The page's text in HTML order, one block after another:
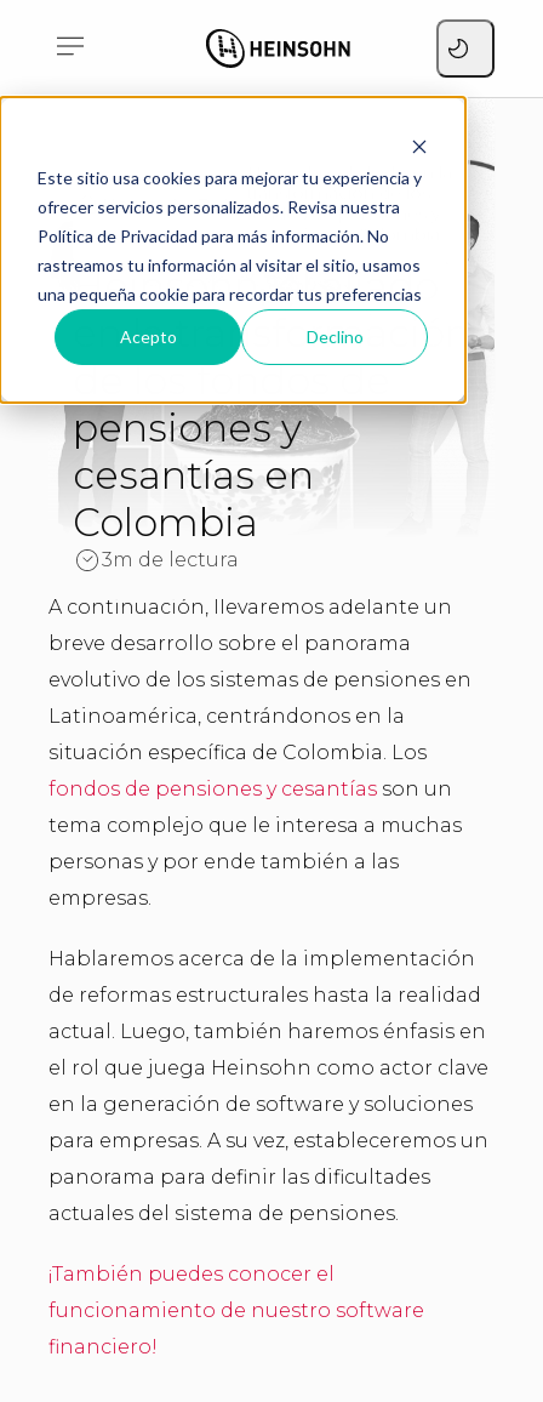
Este sitio usa cookies para mejorar tu experiencia y
ofrecer servicios personalizados. Revisa nuestra
Política de Privacidad para más información. No
rastreamos tu información al visitar el sitio, usamos
una pequeña cookie para recordar tus preferencias
Acepto Declino
Home Blog
Heinsohn, el aliado en la
transformación de los
fondos de pensiones y
cesantías en Colombia
Heinsohn, el aliado
en la transformación
de los fondos de
pensiones y
cesantías en
Colombia
3m de lectura
A continuación, llevaremos adelante un
breve desarrollo sobre el panorama
evolutivo de los sistemas de pensiones en
Latinoamérica, centrándonos en la
situación específica de Colombia. Los
fondos de pensiones y cesantías son un
tema complejo que le interesa a muchas
personas y por ende también a las
empresas.
Hablaremos acerca de la implementación
de reformas estructurales hasta la realidad
actual. Luego, también haremos énfasis en
el rol que juega Heinsohn como actor clave
en la generación de software y soluciones
para empresas. A su vez, estableceremos un
panorama para definir las dificultades
actuales del sistema de pensiones.
¡También puedes conocer el
funcionamiento de nuestro software
financiero!